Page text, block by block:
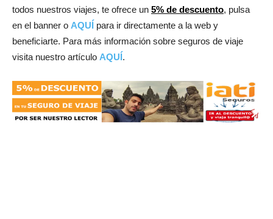
todos nuestros viajes, te ofrece un 5% de descuento, pulsa
en el banner o AQUÍ para ir directamente a la web y
beneficiarte. Para más información sobre seguros de viaje
visita nuestro artículo AQUÍ.